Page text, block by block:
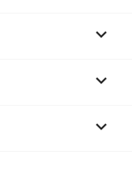

keyboard_arrow_down
